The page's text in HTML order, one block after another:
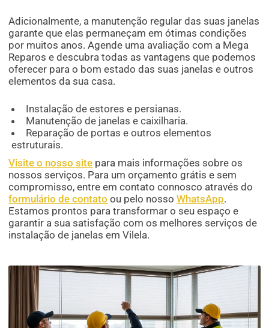
Adicionalmente, a manutenção regular das suas janelas
garante que elas permaneçam em ótimas condições
por muitos anos. Agende uma avaliação com a Mega
Reparos e descubra todas as vantagens que podemos
oferecer para o bom estado das suas janelas e outros
elementos da sua casa.
Instalação de estores e persianas.
Manutenção de janelas e caixilharia.
Reparação de portas e outros elementos
estruturais.
Visite o nosso site para mais informações sobre os
nossos serviços. Para um orçamento grátis e sem
compromisso, entre em contato connosco através do
formulário de contato ou pelo nossoWhatsApp.
Estamos prontos para transformar o seu espaço e
garantir a sua satisfação com os melhores serviços de
instalação de janelas em Vilela.